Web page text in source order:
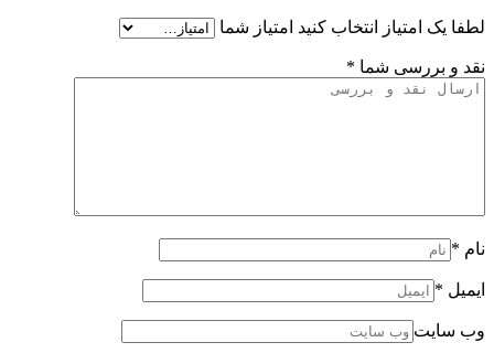
لطفا یک امتیاز انتخاب کنید امتیاز شما
نقد و بررسی شما *
نام *
ایمیل *
وب سایت